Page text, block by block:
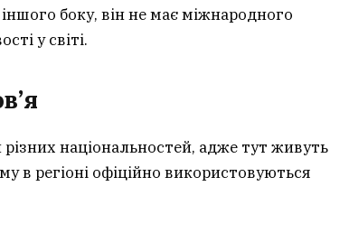
боку, він не має міжнародного
у світі.
національностей, адже тут живуть
в регіоні офіційно використовуються